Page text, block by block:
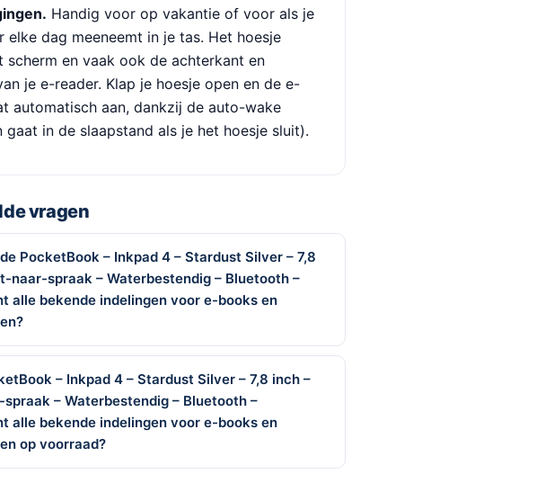
Handig voor op vakantie of voor als je
elke dag meeneemt in je tas. Het hoesje
scherm en vaak ook de achterkant en
je e-reader. Klap je hoesje open en de e-
automatisch aan, dankzij de auto-wake
gaat in de slaapstand als je het hoesje sluit).
vragen
PocketBook – Inkpad 4 – Stardust Silver – 7,8
naar-spraak – Waterbestendig – Bluetooth –
alle bekende indelingen voor e-books en
– Inkpad 4 – Stardust Silver – 7,8 inch –
– Waterbestendig – Bluetooth –
alle bekende indelingen voor e-books en
op voorraad?